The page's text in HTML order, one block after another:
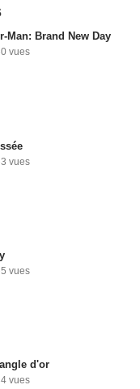
Man: Brand New Day
vues
vues
vues
d'or
vues